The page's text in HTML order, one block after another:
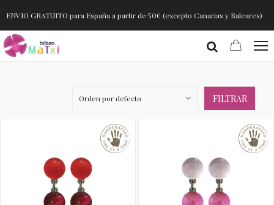
ENVIO GRATUITO para España a partir de 50€ (excepto Canarias y Baleares)
FILTRAR